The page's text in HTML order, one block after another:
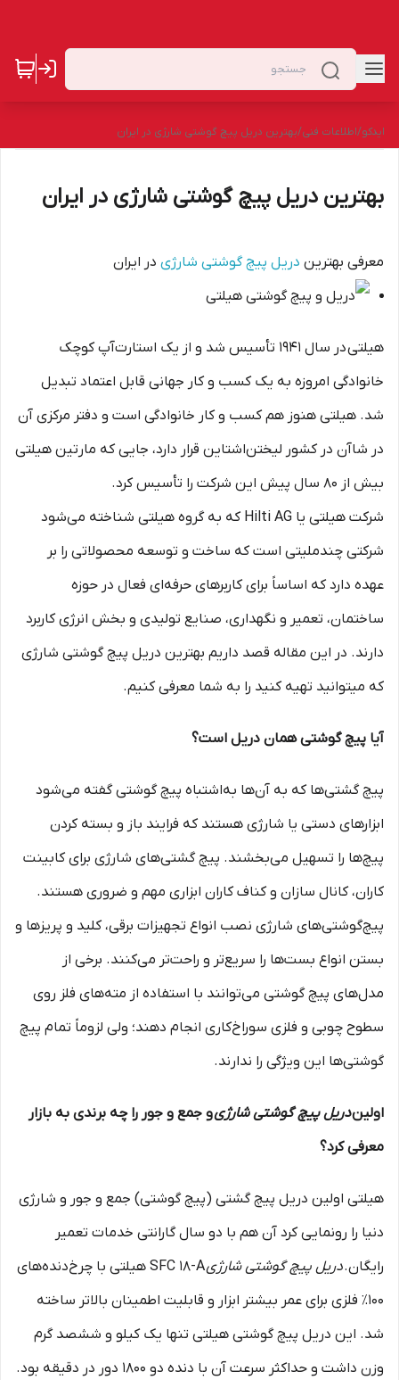
ایدکو/اطلاعات فنی/بهترین دریل پیچ گوشتی شارژی در ایران
بهترین دریل پیچ گوشتی شارژی در ایران
معرفی بهترین دریل پیچ گوشتی شارژی در ایران
هیلتی در سال 1941 تأسیس شد و از یک استارت‌آپ کوچک
خانوادگی امروزه به یک کسب و کار جهانی قابل اعتماد تبدیل
شد. هیلتی هنوز هم کسب و کار خانوادگی است و دفتر مرکزی آن
در شاآن در کشور لیختن‌اشتاین قرار دارد، جایی که مارتین هیلتی
بیش از 80 سال پیش این شرکت را تأسیس کرد.
شرکت هیلتی یا Hilti AG که به گروه هیلتی شناخته می‌شود
شرکتی چندملیتی است که ساخت و توسعه محصولاتی را بر
عهده دارد که اساساً برای کاربرهای حرفه‌ای فعال در حوزه
ساختمان، تعمیر و نگهداری، صنایع تولیدی و بخش انرژی کاربرد
دارند. در این مقاله قصد داریم بهترین دریل پیچ گوشتی شارژی
که میتوانید تهیه کنید را به شما معرفی کنیم.
آیا پیچ گوشتی همان دریل است؟
پیچ گشتی‌ها که به آن‌ها به‌اشتباه پیچ گوشتی گفته می‌شود
ابزارهای دستی یا شارژی هستند که فرایند باز و بسته کردن
پیچ‌ها را تسهیل می‌بخشند. پیچ گشتی‌های شارژی برای کابینت
کاران، کانال سازان و کناف کاران ابزاری مهم و ضروری هستند.
پیچ‌گوشتی‌های شارژی نصب انواع تجهیزات برقی، کلید و پریزها و
بستن انواع بست‌ها را سریع‌تر و راحت‌تر می‌کنند. برخی از
مدل‌های پیچ گوشتی می‌توانند با استفاده از مته‌های فلز روی
سطوح چوبی و فلزی سوراخ‌کاری انجام دهند؛ ولی لزوماً تمام پیچ
گوشتی‌ها این ویژگی را ندارند.
اولیندریل پیچ گوشتی شارژیو جمع و جور را چه برندی به بازار
معرفی کرد؟
هیلتی اولین دریل پیچ گشتی (پیچ گوشتی) جمع و جور و شارژی
دنیا را رونمایی کرد آن هم با دو سال گارانتی خدمات تعمیر
رایگان.دریل پیچ گوشتی شارژی
SFC 18-A هیلتی با چرخ‌دنده‌های
100٪ فلزی برای عمر بیشتر ابزار و قابلیت اطمینان بالاتر ساخته
شد. این دریل پیچ گوشتی هیلتی تنها یک کیلو و ششصد گرم
وزن داشت و حداکثر سرعت آن با دنده دو 1800 دور در دقیقه بود.